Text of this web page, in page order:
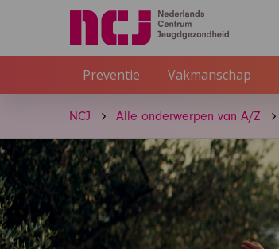
Preventie Vakmanschap
NCJ Alle onderwerpen van A/Z